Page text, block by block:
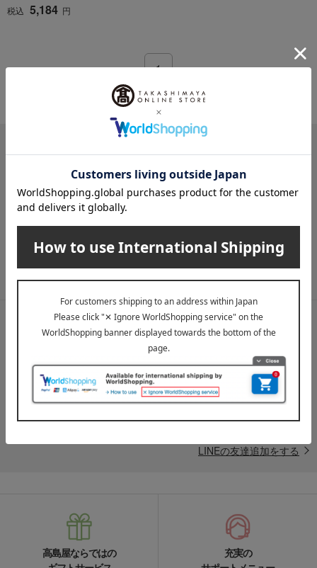
税込 5,184 円
1
1件 (1/1ページ）
メールマガジン
送料無料クーポンやキャンペーン、新着・SALE・おすすめ商品な
メールマガジンについて詳しく見る
LINE公式アカウント
高島屋オンラインストアLINE公式アカウントでは百貨店ならではの
名品やお得な最新情報を配信中！
LINEの友達追加をする
高島屋ならではの
充実の